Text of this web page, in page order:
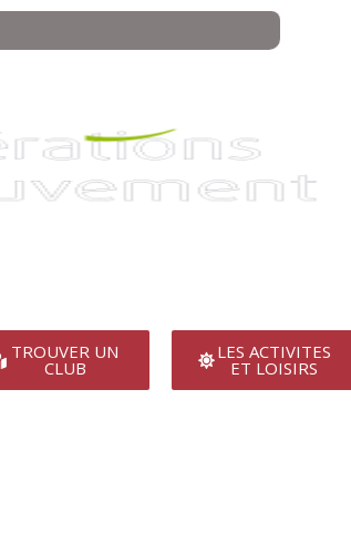
TROUVER UN
CLUB
LES ACTIVITES
ET LOISIRS